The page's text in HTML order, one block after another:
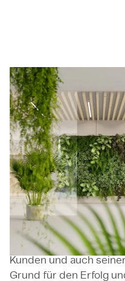
Personites
Die Personites GmbH
Provider (MSP), der alle
Organisation und den
für seine Kunden
2022 in München
Standorte in ganz
internationale
Fortune-500 gehören.
Personites verfügt
Gespür und Wissen
Kunden und auch
Grund für den Erfolg